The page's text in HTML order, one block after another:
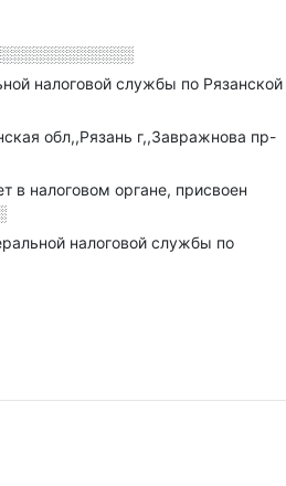
налоговой службы по Рязанской
обл,,Рязань г,,Завражнова пр-
в налоговом органе, присвоен
налоговой службы по